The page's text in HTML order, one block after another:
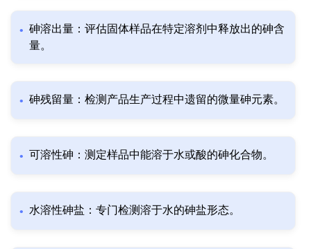
砷溶出量：评估固体样品在特定溶剂中释放出的砷含
量。
砷残留量：检测产品生产过程中遗留的微量砷元素。
可溶性砷：测定样品中能溶于水或酸的砷化合物。
水溶性砷盐：专门检测溶于水的砷盐形态。